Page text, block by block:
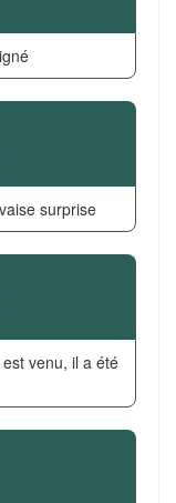
surprise
venu, il a été